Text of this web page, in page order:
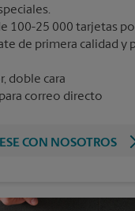
100-25 000 tarjetas
de primera calidad y
doble cara
correo directo
CON NOSOTROS